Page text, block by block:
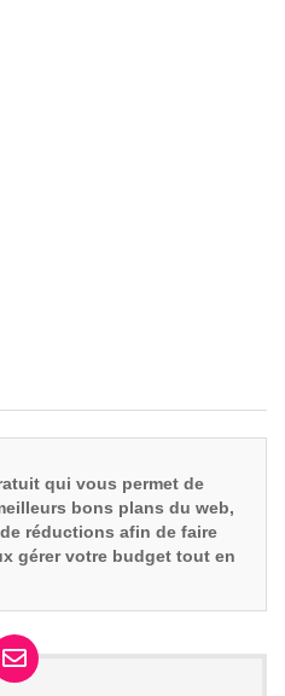
qui vous permet de
bons plans du web,
réductions afin de faire
gérer votre budget tout en